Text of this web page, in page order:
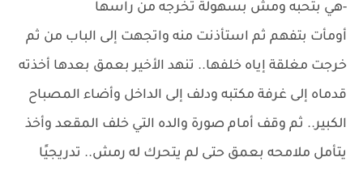
-هي بتحبه ومش بسهولة تخرجه من راسها
أومأت بتفهم ثم استأذنت منه واتجهت إلى الباب من ثم
خرجت مغلقة إياه خلفها.. تنهد الأخير بعمق بعدها أخذته
قدماه إلى غرفة مكتبه ودلف إلى الداخل وأضاء المصباح
الكبير.. ثم وقف أمام صورة والده التي خلف المقعد وأخذ
يتأمل ملامحه بعمق حتى لم يتحرك له رمش.. تدريجيًا